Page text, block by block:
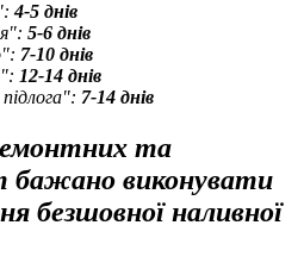
4-5 днів
5-6 днів
7-10 днів
12-14 днів
7-14 днів
та
бажано виконувати
безшовної наливної